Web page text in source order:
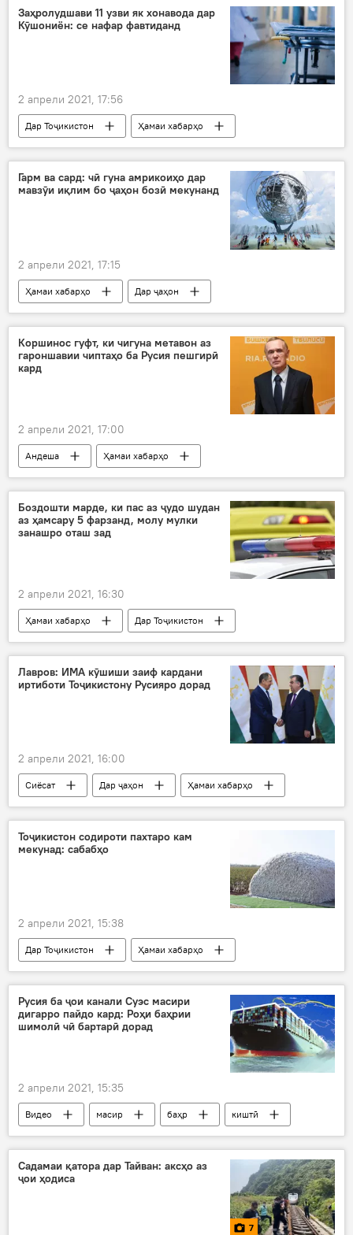
Заҳролудшави 11 узви як хонавода дар
Кӯшониён: се нафар фавтиданд
2 апрели 2021, 17:56
Дар Тоҷикистон
Ҳамаи хабарҳо
Рӯйдод, ҷиноят ва ҳолатҳои фавқулода
заҳролуд
хонавода
Гарм ва сард: чӣ гуна амрикоиҳо дар
мавзӯи иқлим бо ҷаҳон бозӣ мекунанд
2 апрели 2021, 17:15
Ҳамаи хабарҳо
Дар ҷаҳон
амрикоиҳо
ИМА
бозӣ
Коршинос гуфт, ки чигуна метавон аз
гароншавии чиптаҳо ба Русия пешгирӣ
кард
2 апрели 2021, 17:00
Андеша
Ҳамаи хабарҳо
Дар Тоҷикистон
Дар Русия
чипта
Боздошти марде, ки пас аз ҷудо шудан
аз ҳамсару 5 фарзанд, молу мулки
занашро оташ зад
2 апрели 2021, 16:30
Ҳамаи хабарҳо
Дар Тоҷикистон
Шаҳритус
боздошт
мард
Рӯйдод, ҷиноят ва ҳолатҳои фавқулода
Лавров: ИМА кӯшиши заиф кардани
иртиботи Тоҷикистону Русияро дорад
2 апрели 2021, 16:00
Сиёсат Дар ҷаҳон Ҳамаи хабарҳо
Тоҷикистон содироти пахтаро кам
мекунад: сабабҳо
2 апрели 2021, 15:38
Дар Тоҷикистон
Ҳамаи хабарҳо
Иқтисод
Русия ба ҷои канали Суэс масири
дигарро пайдо кард: Роҳи баҳрии
шимолӣ чӣ бартарӣ дорад
2 апрели 2021, 15:35
Видео масир баҳр
киштӣ
Дар Русия
Садамаи қатора дар Тайван: аксҳо аз
ҷои ҳодиса
7